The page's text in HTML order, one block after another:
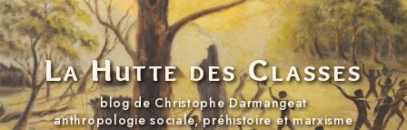
La Hutte des Classes
blog de Christophe Darmangeat
anthropologie sociale, préhistoire et marxisme